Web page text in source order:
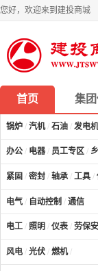
您好，欢迎来到建投商城
首页 集
锅炉 / 汽机/ 石油 / 发电机
办公 / 电器 / 员工专区 /
紧固 / 密封 / 轴承 / 工具 /
电气 / 自动控制 / 通信
电工 / 照明 / 仪表 / 劳保
风电 / 光伏 / 燃机/